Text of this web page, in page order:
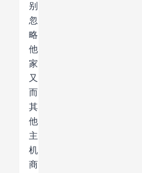
别
忽
略
他
家
又
而
其
他
主
机
商